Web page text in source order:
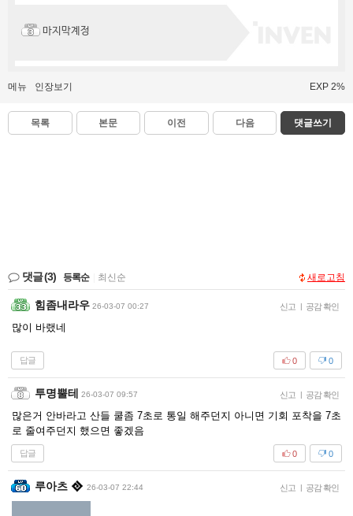
마지막계정
메뉴 인장보기 EXP 2%
목록 본문 이전 다음 댓글쓰기
댓글(3) 등록순 최신순 새로고침
힘좀내라우 26-03-07 00:27 신고 | 공감 확인
많이 바랬네
답글 0
0
투명뿔테 26-03-07 09:57 신고 | 공감 확인
많은거 안바라고 산들 쿨좀 7초로 통일 해주던지 아니면 기회 포착을 7초
로 줄여주던지 했으면 좋겠음
답글 0
0
루아츠 26-03-07 22:44 신고 | 공감 확인